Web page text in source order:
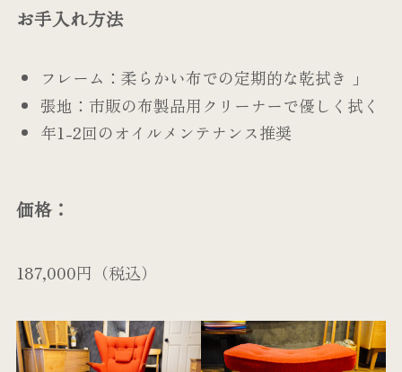
お手入れ方法
フレーム：柔らかい布での定期的な乾拭き 」
張地：市販の布製品用クリーナーで優しく拭く
年1-2回のオイルメンテナンス推奨
価格：
187,000円（税込）